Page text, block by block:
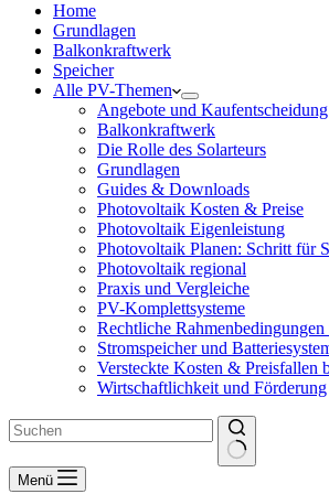
Home
Grundlagen
Balkonkraftwerk
Speicher
Alle PV-Themen
Angebote und Kaufentscheidung
Balkonkraftwerk
Die Rolle des Solarteurs
Grundlagen
Guides & Downloads
Photovoltaik Kosten & Preise
Photovoltaik Eigenleistung
Photovoltaik Planen: Schritt für
Photovoltaik regional
Praxis und Vergleiche
PV-Komplettsysteme
Rechtliche
Stromspeicher und
Versteckte Kosten & Preisfallen
Wirtschaftlichkeit und Förderung
Keine
Menü